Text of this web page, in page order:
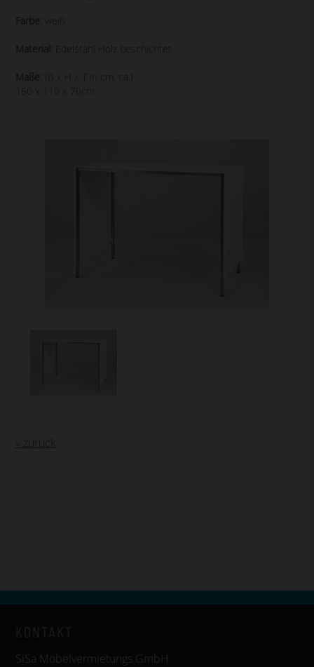
Farbe: weiß
Material: Edelstahl Holz beschichtet
Maße:
(B x H x T in cm, ca.)
« zurück
SiSa Möbelvermietungs GmbH